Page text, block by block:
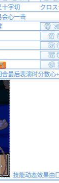
十字切
クロ
会心一击
合最后表演时分数心
技能动态效果由